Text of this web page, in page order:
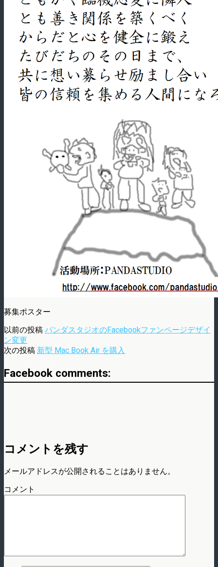
募集ポスター
以前の投稿 パンダスタジオのFacebookファンページデザイ
ン変更
次の投稿 新型 Mac Book Air を購入
Facebook comments:
コメントを残す
メールアドレスが公開されることはありません。
コメント